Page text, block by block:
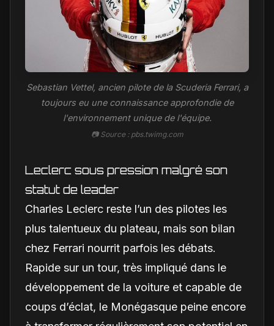
Sebastian Vettel, ancien pilote de la Scuderia Ferrari, a
toujours eu une connaissance approfondie de
l'environnement unique de l'équipe.
📷 Source : pbs.twimg.com
Leclerc sous pression malgré son
statut de leader
Charles Leclerc reste l’un des pilotes les
plus talentueux du plateau, mais son bilan
chez Ferrari nourrit parfois les débats.
Rapide sur un tour, très impliqué dans le
développement de la voiture et capable de
coups d’éclat, le Monégasque peine encore